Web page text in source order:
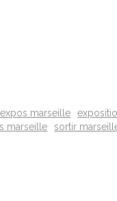
expos marseille
marseille sortir